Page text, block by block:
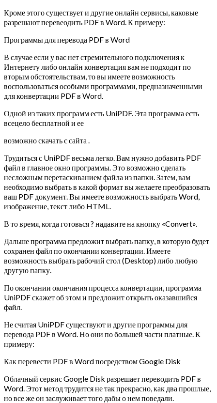
Кроме этого существует и другие онлайн сервисы, каковые
разрешают перевеодить PDF в Word. К примеру:
Программы для перевода PDF в Word
В случае если у вас нет стремительного подключения к
Интернету либо онлайн конвертация вам не подходит по
вторым обстоятельствам, то вы имеете возможность
воспользоваться особыми программами, предназначенными
для конвертации PDF в Word.
Одной из таких программ есть UniPDF. Эта программа есть
всецело бесплатной и ее
возможно скачать с сайта .
Трудиться с UniPDF весьма легко. Вам нужно добавить PDF
файл в главное окно программы. Это возможно сделать
несложным перетаскиванием файла из папки. Затем, вам
необходимо выбрать в какой формат вы желаете преобразовать
ваш PDF документ. Вы имеете возможность выбрать Word,
изображение, текст либо HTML.
В то время, когда готовься ? надавите на кнопку «Convert».
Дальше программа предложит выбрать папку, в которую будет
сохранен файл по окончании конвертации. Имеете
возможность выбрать рабочий стол (Desktop) либо любую
другую папку.
По окончании окончания процесса конвертации, программа
UniPDF скажет об этом и предложит открыть оказавшийся
файл.
Не считая UniPDF существуют и другие программы для
перевода PDF в Word. Но они по большей части платные. К
примеру:
Как перевести PDF в Word посредством Google Disk
Облачный сервис Google Disk разрешает переводить PDF в
Word. Этот метод трудится не так прекрасно, как два прошлые,
но все же он заслуживает того дабы о нем поведали.